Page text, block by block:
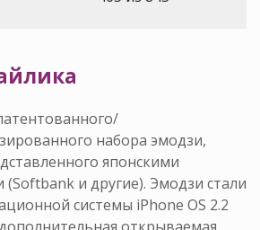
набора эмодзи,
японскими
и другие). Эмодзи стали
системы iPhone OS 2.2